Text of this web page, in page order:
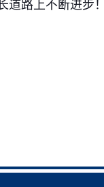
道路上不断进步